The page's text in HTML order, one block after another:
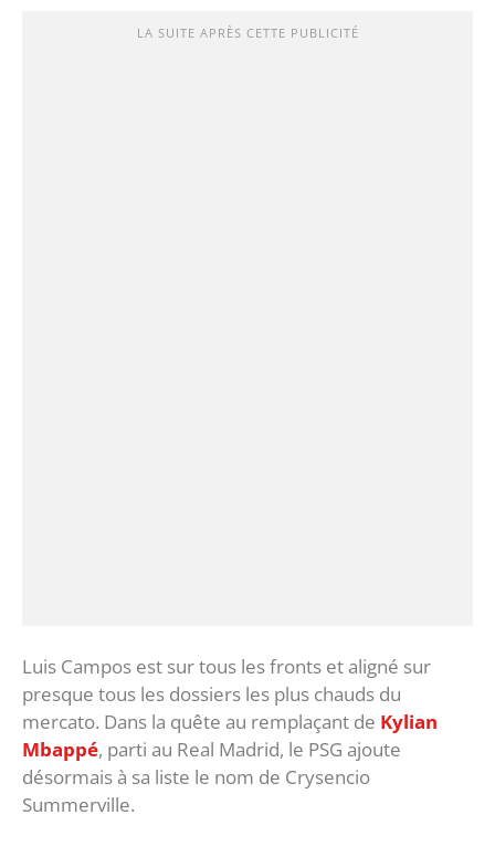
LA SUITE APRÈS CETTE PUBLICITÉ
Luis Campos est sur tous les fronts et aligné sur
presque tous les dossiers les plus chauds du
mercato. Dans la quête au remplaçant de Kylian
Mbappé, parti au Real Madrid, le PSG ajoute
désormais à sa liste le nom de Crysencio
Summerville.